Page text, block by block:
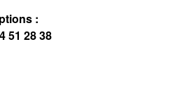
:
51 28 38